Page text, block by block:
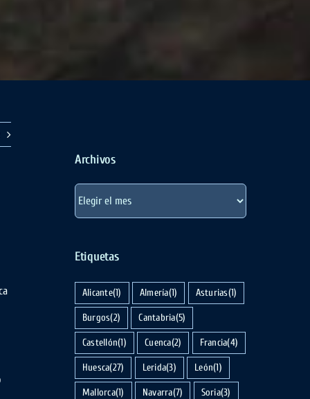
Archivos
Etiquetas
Alicante(1) Almería(1) Asturias(1)
Burgos(2) Cantabria(5)
Castellón(1) Cuenca(2) Francia(4)
Huesca(27) Lerida(3) León(1)
Mallorca(1) Navarra(7) Soria(3)